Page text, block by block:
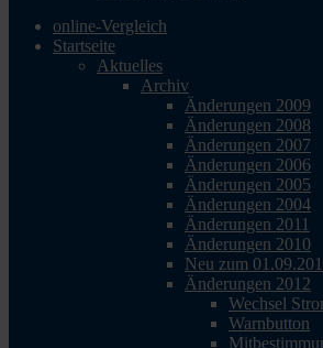
online-Vergleich
Startseite
Aktuelles
Archiv
Änderungen 2009
Änderungen 2008
Änderungen 2007
Änderungen 2006
Änderungen 2005
Änderungen 2004
Änderungen 2011
Änderungen 2010
Neu zum
Änderungen 2012
Wechsel
Warnbutton